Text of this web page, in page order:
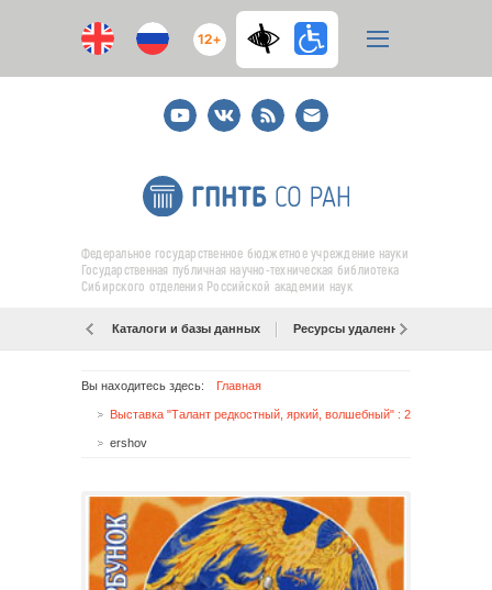
12+
YoutubeВКонтакте
RSS
E-
mail
подписка
Федеральное государственное бюджетное учреждение науки
Государственная публичная научно-техническая библиотека
Сибирского отделения Российской академии наук
Каталоги и базы данных Ресурсы удаленного доступа
Вы находитесь здесь: Главная
ershov